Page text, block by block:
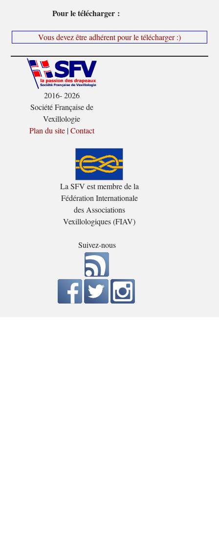
Pour le télécharger :
Vous devez être adhérent pour le télécharger :)
2016- 2026
Société Française de
Vexillologie
Plan du site|Contact
La SFV est membre de la
Fédération Internationale
des Associations
Vexillologiques (FIAV)
Suivez-nous